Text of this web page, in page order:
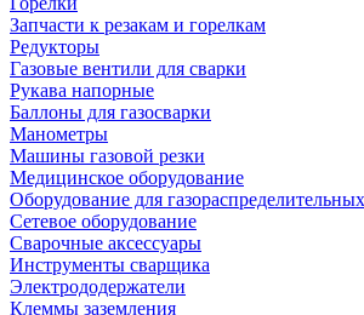
Запчасти к резакам и горелкам
Редукторы
Газовые вентили для сварки
Рукава напорные
Баллоны для газосварки
Манометры
Машины газовой резки
Медицинское оборудование
Оборудование для
Сетевое оборудование
Сварочные аксессуары
Инструменты сварщика
Электрододержатели
Клеммы заземления